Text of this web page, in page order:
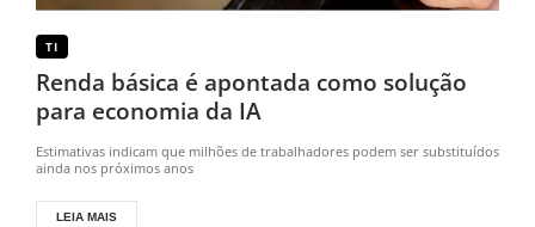
TI
Renda básica é apontada como solução
para economia da IA
Estimativas indicam que milhões de trabalhadores podem ser substituídos
ainda nos próximos anos
LEIA MAIS